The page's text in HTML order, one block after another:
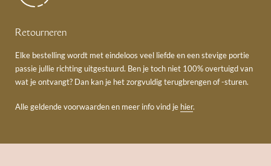
Retourneren
Elke bestelling wordt met eindeloos veel liefde en een stevige portie
passie jullie richting uitgestuurd. Ben je toch niet 100% overtuigd van
wat je ontvangt? Dan kan je het zorgvuldig terugbrengen of -sturen.
Alle geldende voorwaarden en meer info vind je hier.